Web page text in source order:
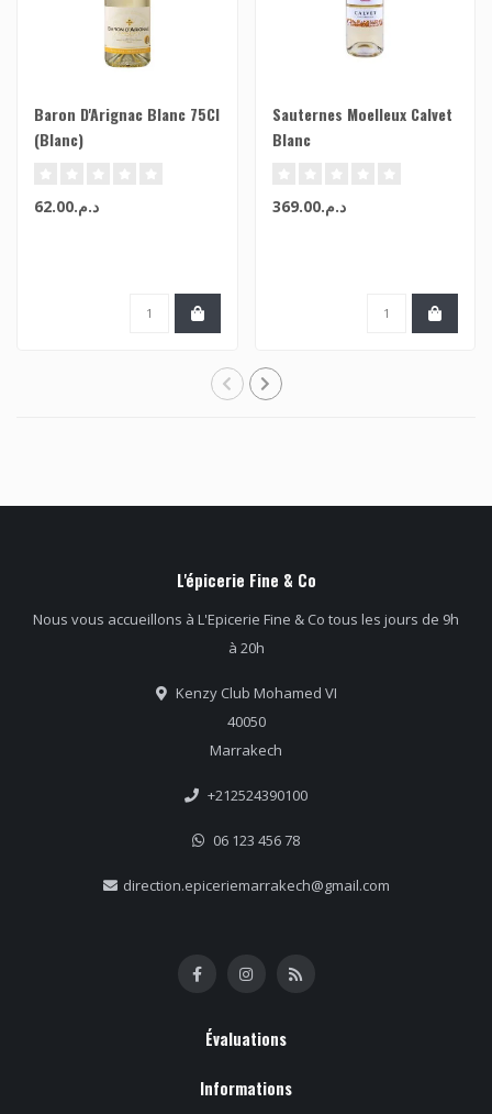
Baron D'Arignac Blanc 75Cl
(Blanc)
د.م.62.00
Sauternes Moelleux Calvet
Blanc
د.م.369.00
L'épicerie Fine & Co
Nous vous accueillons à L'Epicerie Fine & Co tous les jours de 9h
à 20h
Kenzy Club Mohamed VI
40050
Marrakech
+212524390100
06 123 456 78
direction.epiceriemarrakech@gmail.com
Évaluations
Informations